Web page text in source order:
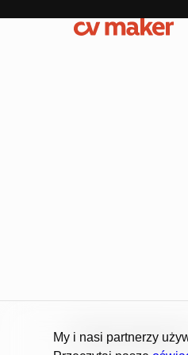
My i nasi partnerzy
2026 © CV Maker